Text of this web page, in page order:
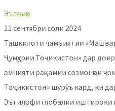
Эълонҳо
11 сентябри соли
Ташкилоти ҷамъиятии
Ҷумҳурии Тоҷикистон» дар
амнияти рақамии созмонҳои
Тоҷикистон» шурӯъ кард, ки
Эътилофи глобалии иштироки